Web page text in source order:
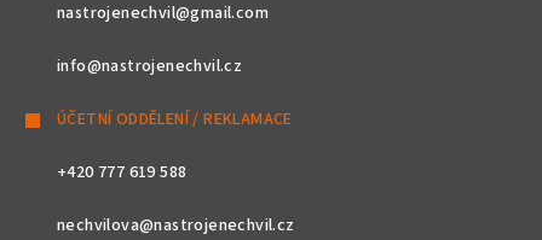
nastrojenechvil@gmail.com
info@nastrojenechvil.cz
ÚČETNÍ ODDĚLENÍ / REKLAMACE
+420 777 619 588
nechvilova@nastrojenechvil.cz